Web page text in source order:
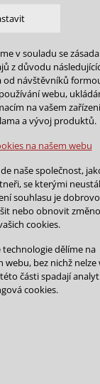
Zpět na
Na tento
Na tento
webu
(session):
volby jazyka, apod.
(Google)
na našem webu
vše
v souladu se
z důvodu
od návštěvníků
webu,
na vašem
a vývoj produktů.
na našem webu
naše společnost,
se kterými
souhlasu je
nebo obnovit
cookies.
dělíme na
bez nichž nelze
části spadají
cookies.